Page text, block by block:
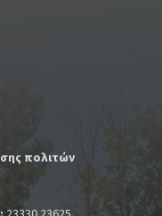
πολιτών